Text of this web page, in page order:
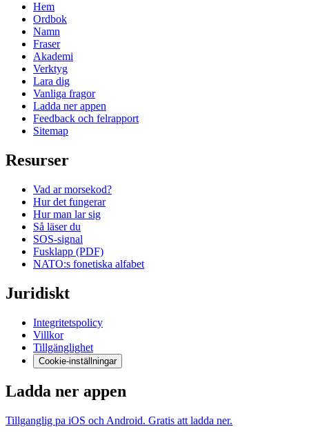
Hem
Ordbok
Namn
Fraser
Akademi
Verktyg
Lara dig
Vanliga fragor
Ladda ner appen
Feedback och felrapport
Sitemap
Resurser
Vad ar morsekod?
Hur det fungerar
Hur man lar sig
Så läser du
SOS-signal
Fusklapp (PDF)
NATO:s fonetiska alfabet
Juridiskt
Integritetspolicy
Villkor
Tillgänglighet
Cookie-inställningar
Ladda ner appen
Tillganglig pa iOS och Android. Gratis att ladda ner.